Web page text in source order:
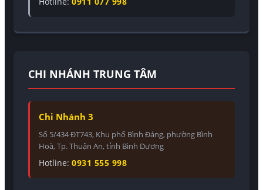
CHI NHÁNH TRUNG TÂM
Chi Nhánh 3
Số 5/434 ĐT743, Khu phố Bình Đáng, phường Bình
Hoà, Tp. Thuận An, tỉnh Bình Dương
Hotline: 0931 555 998